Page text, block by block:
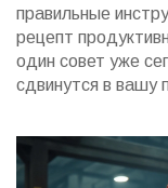
правильные
рецепт
один совет уже
сдвинутся в вашу